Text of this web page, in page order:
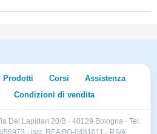
Prodotti Corsi
Assistenza
Condizioni di vendita
Dei Lapidari 20/B · 40129 Bologna · Tel.
· iscr. REA BO-0481011 · P.IVA